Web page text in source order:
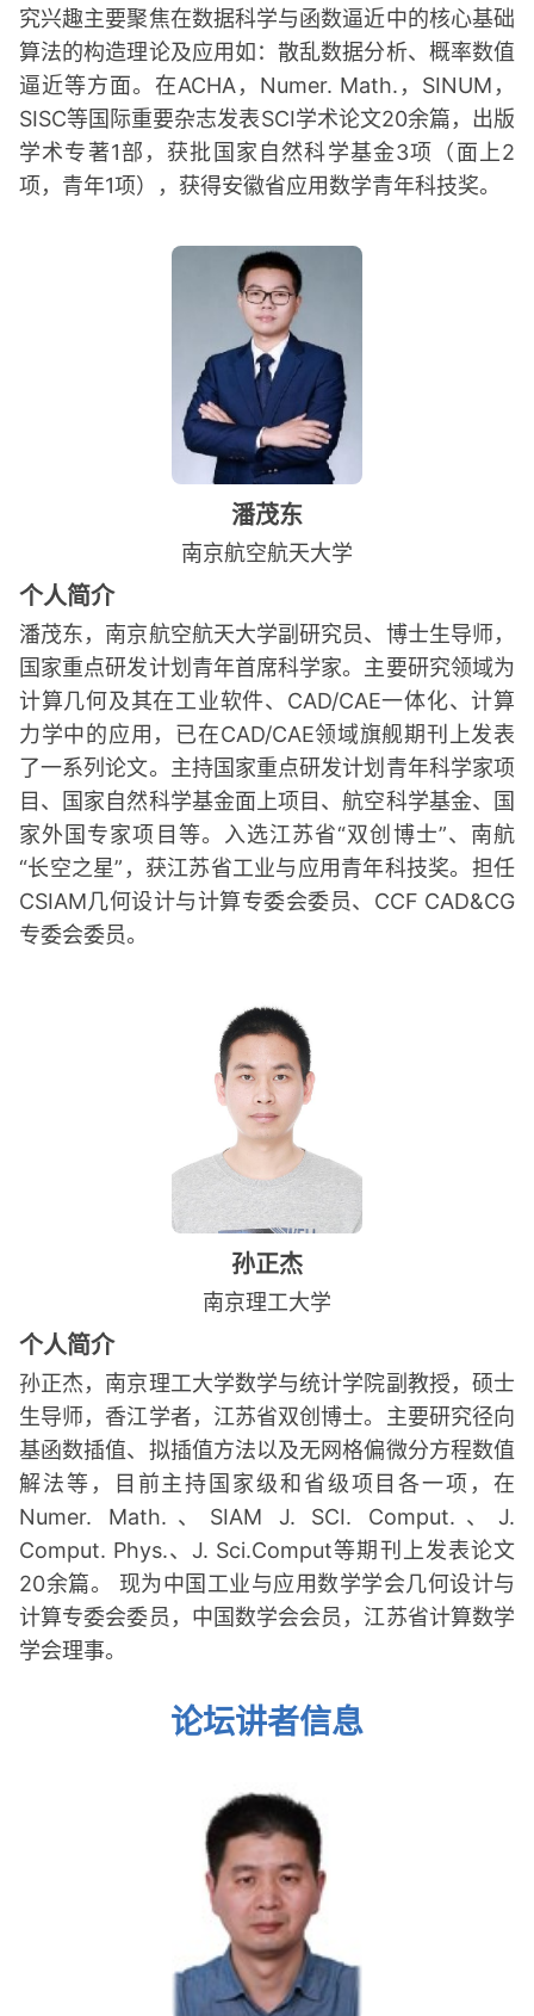
究兴趣主要聚焦在数据科学与函数逼近中的核心基础
算法的构造理论及应用如：散乱数据分析、概率数值
逼近等方面。在ACHA，Numer. Math.，SINUM，
SISC等国际重要杂志发表SCI学术论文20余篇，出版
学术专著1部，获批国家自然科学基金3项（面上2
项，青年1项），获得安徽省应用数学青年科技奖。
潘茂东
南京航空航天大学
个人简介
潘茂东，南京航空航天大学副研究员、博士生导师，
国家重点研发计划青年首席科学家。主要研究领域为
计算几何及其在工业软件、CAD/CAE一体化、计算
力学中的应用，已在CAD/CAE领域旗舰期刊上发表
了一系列论文。主持国家重点研发计划青年科学家项
目、国家自然科学基金面上项目、航空科学基金、国
家外国专家项目等。入选江苏省“双创博士”、南航
“长空之星”，获江苏省工业与应用青年科技奖。担任
CSIAM几何设计与计算专委会委员、CCF CAD&CG
专委会委员。
孙正杰
南京理工大学
个人简介
孙正杰，南京理工大学数学与统计学院副教授，硕士
生导师，香江学者，江苏省双创博士。主要研究径向
基函数插值、拟插值方法以及无网格偏微分方程数值
解法等，目前主持国家级和省级项目各一项，在
Numer. Math.、SIAM J. SCI. Comput.、J.
Comput. Phys.、J. Sci.Comput等期刊上发表论文
20余篇。 现为中国工业与应用数学学会几何设计与
计算专委会委员，中国数学会会员，江苏省计算数学
学会理事。
论坛讲者信息